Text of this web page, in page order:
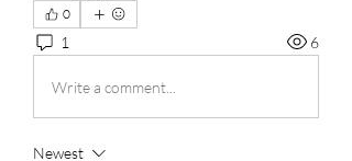
0
1 6
Write a comment...
Newest